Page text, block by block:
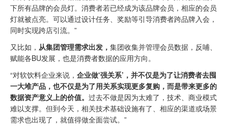
下所有品牌的会员灯。消费者若已经成为该品牌会员，相应的会员
灯就被点亮。可以通过设计任务、奖励等引导消费者跨品牌入会，
同时实现跨店引流。”
又比如， 从集团管理需求出发， 集团收集并管理会员数据，反哺、
赋能各BU发展，也是消费者数据的应用方向。
“对软饮料企业来说， 企业做‘强关系’，并不仅是为了让消费者去囤
一大堆产品，也不仅是为了用关系实现更多复购，而是带来更多的
数据资产意义上的价值。 过去不做是因为太难了，技术、商业模式
难以支撑。但到今天，相关技术基础设施有了、相应的渠道或场景
需求也出现了，就值得做全面尝试。”